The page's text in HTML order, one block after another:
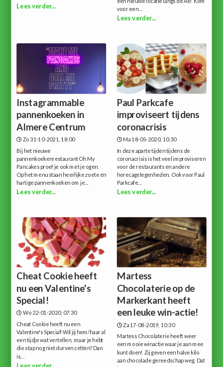
Lees verder...
voor een...
Lees verder...
Instagrammable
pannenkoeken in
Almere Centrum
Zo 31-10-2021, 18:00
Bij het nieuwe
pannenkoekenrestaurant Oh My
Pancakes proef je ook met je ogen.
Op het menu staan heerlijke zoete én
hartige pannenkoeken om je...
Lees verder...
Paul Parkcafe
improviseert tijdens
coronacrisis
Ma 18-05-2020, 10:30
In deze aparte tijden tijdens de
coronacrisis is het veel improviseren
voor de restaurants en andere
horecagelegenheden. Ook voor Paul
Parkcafe...
Lees verder...
Cheat Cookie heeft
nu een Valentine's
Special!
Wo 22-01-2020, 07:30
Cheat Cookie heeft nu een
Valentine's Special!Wil jij hem/haar al
een tijdje wat vertellen, maar je hebt
die stap nog niet durven zetten? Dan
is...
Martess
Chocolaterie op de
Markerkant heeft
een leuke win-actie!
Za 17-08-2019, 10:30
Martess Chocolaterie heeft weer
een mooie winactie waar je aan mee
kunt doen! Zij geven een halve kilo
aan chocolade gereedschap weg. Dat